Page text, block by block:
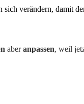
sich verändern, damit
aberanpassen, weil